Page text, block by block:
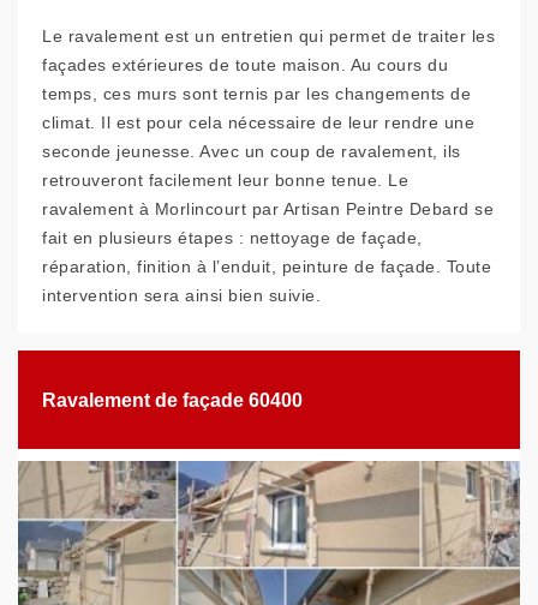
Le ravalement est un entretien qui permet de traiter les
façades extérieures de toute maison. Au cours du
temps, ces murs sont ternis par les changements de
climat. Il est pour cela nécessaire de leur rendre une
seconde jeunesse. Avec un coup de ravalement, ils
retrouveront facilement leur bonne tenue. Le
ravalement à Morlincourt par Artisan Peintre Debard se
fait en plusieurs étapes : nettoyage de façade,
réparation, finition à l’enduit, peinture de façade. Toute
intervention sera ainsi bien suivie.
Ravalement de façade 60400